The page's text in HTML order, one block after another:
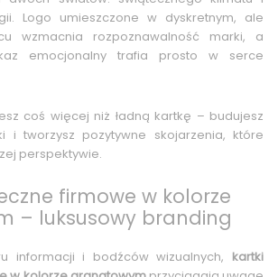
Logo umieszczone w dyskretnym, ale
wzmacnia rozpoznawalność marki, a
emocjonalny trafia prosto w serce
coś więcej niż ładną kartkę – budujesz
i tworzysz pozytywne skojarzenia, które
perspektywie.
firmowe w kolorze
– luksusowy branding
informacji i bodźców wizualnych, kartki